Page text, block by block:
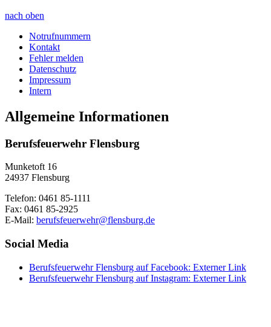
nach oben
Notrufnummern
Kontakt
Fehler melden
Datenschutz
Impressum
Intern
Allgemeine Informationen
Berufsfeuerwehr Flensburg
Munketoft 16
24937 Flensburg
Telefon: 0461 85-1111
Fax: 0461 85-2925
E-Mail: berufsfeuerwehr@flensburg.de
Social Media
Berufsfeuerwehr Flensburg auf Facebook: Externer Link
Berufsfeuerwehr Flensburg auf Instagram: Externer Link